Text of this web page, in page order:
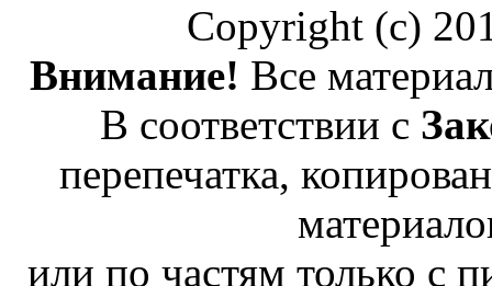
Copyright (c)
Внимание! Все
В соответствии с
перепечатка,
или по частям только с